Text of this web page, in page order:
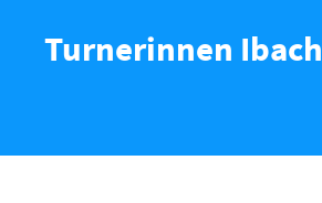
Turnerinnen Ibach